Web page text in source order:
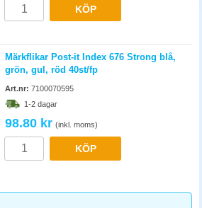
KÖP
Märkflikar Post-it Index 676 Strong blå,
grön, gul, röd 40st/fp
Art.nr: 7100070595
1-2 dagar
98.80 kr (inkl. moms)
KÖP